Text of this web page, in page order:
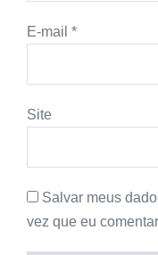
E-mail *
Site
Salvar meus
vez que eu